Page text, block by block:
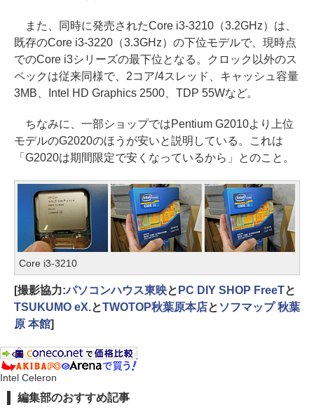
また、同時に発売されたCore i3-3210（3.2GHz）は、
既存のCore i3-3220（3.3GHz）の下位モデルで、現時点
でのCore i3シリーズの最下位となる。クロック以外のス
ペックは従来同様で、2コア/4スレッド、キャッシュ容量
3MB、Intel HD Graphics 2500、TDP 55Wなど。
ちなみに、一部ショップではPentium G2010より上位
モデルのG2020のほうが安いと説明している。これは
「G2020は期間限定で安くなっているから」とのこと。
Core i3-3210
[撮影協力:パソコンハウス東映と PC DIY SHOP FreeTと
TSUKUMO eX.とTWOTOP秋葉原本店と ソフマップ 秋葉
原 本館]
Intel Celeron
編集部のおすすめ記事